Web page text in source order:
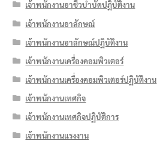
เจ้าพนักงานอาชีวบำบัดปฏิบัติงาน
เจ้าพนักงานอาลักษณ์
เจ้าพนักงานอาลักษณ์ปฏิบัติงาน
เจ้าพนักงานเครื่องคอมพิวเตอร์
เจ้าพนักงานเครื่องคอมพิวเตอร์ปฏิบัติงาน
เจ้าพนักงานเทศกิจ
เจ้าพนักงานเทศกิจปฏิบัติการ
เจ้าพนักงานแรงงาน